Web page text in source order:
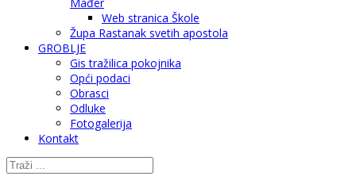
Web stranica Škole
Župa Rastanak svetih apostola
GROBLJE
Gis tražilica pokojnika
Opći podaci
Obrasci
Odluke
Fotogalerija
Kontakt